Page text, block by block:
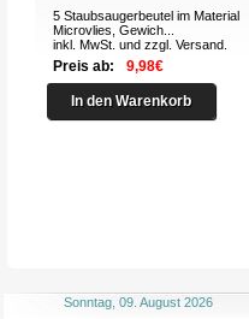
5 Staubsaugerbeutel im Material
Microvlies, Gewich...
inkl. MwSt. und zzgl.Versand
Preis ab: 9,98€
In den Warenkorb
Sonntag, 09. August 2026